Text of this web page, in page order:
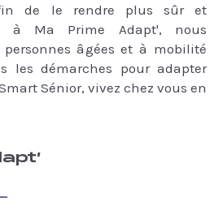
de le rendre plus sûr et
à Ma Prime Adapt', nous
âgées et à mobilité
les démarches pour adapter
Sénior, vivez chez vous en